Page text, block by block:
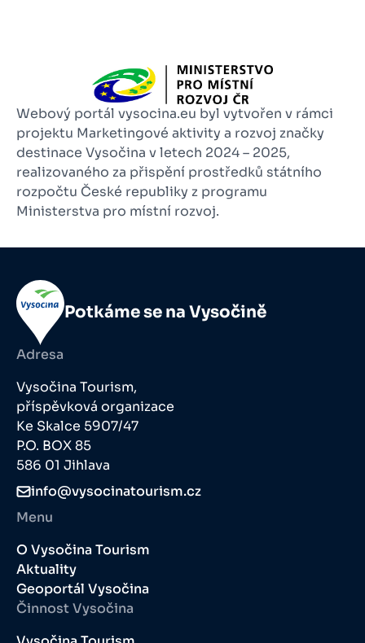
Webový portál vysocina.eu byl vytvořen v rámci
projektu Marketingové aktivity a rozvoj značky
destinace Vysočina v letech 2024 – 2025,
realizovaného za přispění prostředků státního
rozpočtu České republiky z programu
Ministerstva pro místní rozvoj.
Potkáme se na Vysočině
Adresa
Vysočina Tourism,
příspěvková organizace
Ke Skalce 5907/47
P.O. BOX 85
586 01 Jihlava
info@vysocinatourism.cz
Menu
O Vysočina Tourism
Aktuality
Geoportál Vysočina
Činnost Vysočina